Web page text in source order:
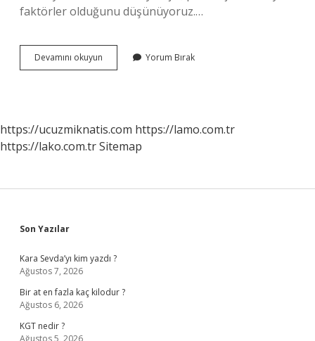
faktörler olduğunu düşünüyoruz.…
Devamını okuyun
Evli
Kez
Ilişkiye
Yorum Bırak
https://ucuzmiknatis.com https://lamo.com.tr
https://lako.com.trSitemap
Sidebar
Son Yazılar
Kara Sevda’yı kim yazdı ?
Ağustos 7, 2026
Bir at en fazla kaç kilodur ?
Ağustos 6, 2026
KGT nedir ?
Ağustos 5, 2026